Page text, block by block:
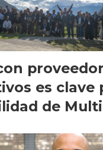
es clave
de